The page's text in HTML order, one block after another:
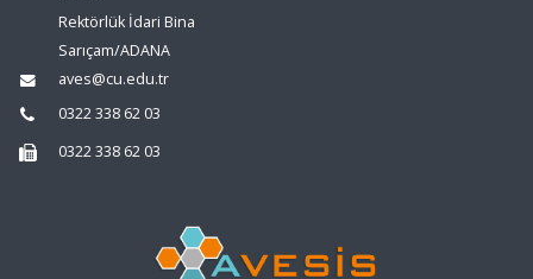
Rektörlük İdari Bina
Sarıçam/ADANA
aves@cu.edu.tr
0322 338 62 03
0322 338 62 03